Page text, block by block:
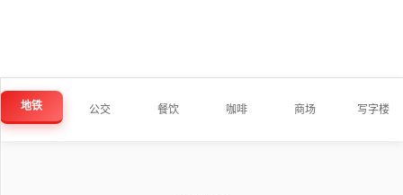
地铁 公交 餐饮 咖啡 商场 写字楼